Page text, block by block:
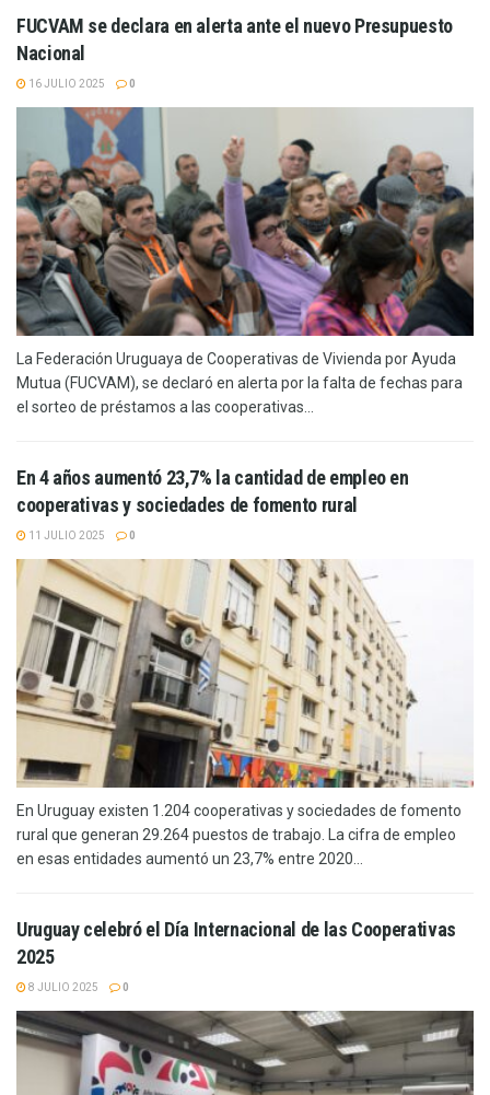
FUCVAM se declara en alerta ante el nuevo Presupuesto
Nacional
16 JULIO 2025 0
La Federación Uruguaya de Cooperativas de Vivienda por Ayuda
Mutua (FUCVAM), se declaró en alerta por la falta de fechas para
el sorteo de préstamos a las cooperativas...
En 4 años aumentó 23,7% la cantidad de empleo en
cooperativas y sociedades de fomento rural
11 JULIO 2025 0
En Uruguay existen 1.204 cooperativas y sociedades de fomento
rural que generan 29.264 puestos de trabajo. La cifra de empleo
en esas entidades aumentó un 23,7% entre 2020...
Uruguay celebró el Día Internacional de las Cooperativas
2025
8 JULIO 2025 0